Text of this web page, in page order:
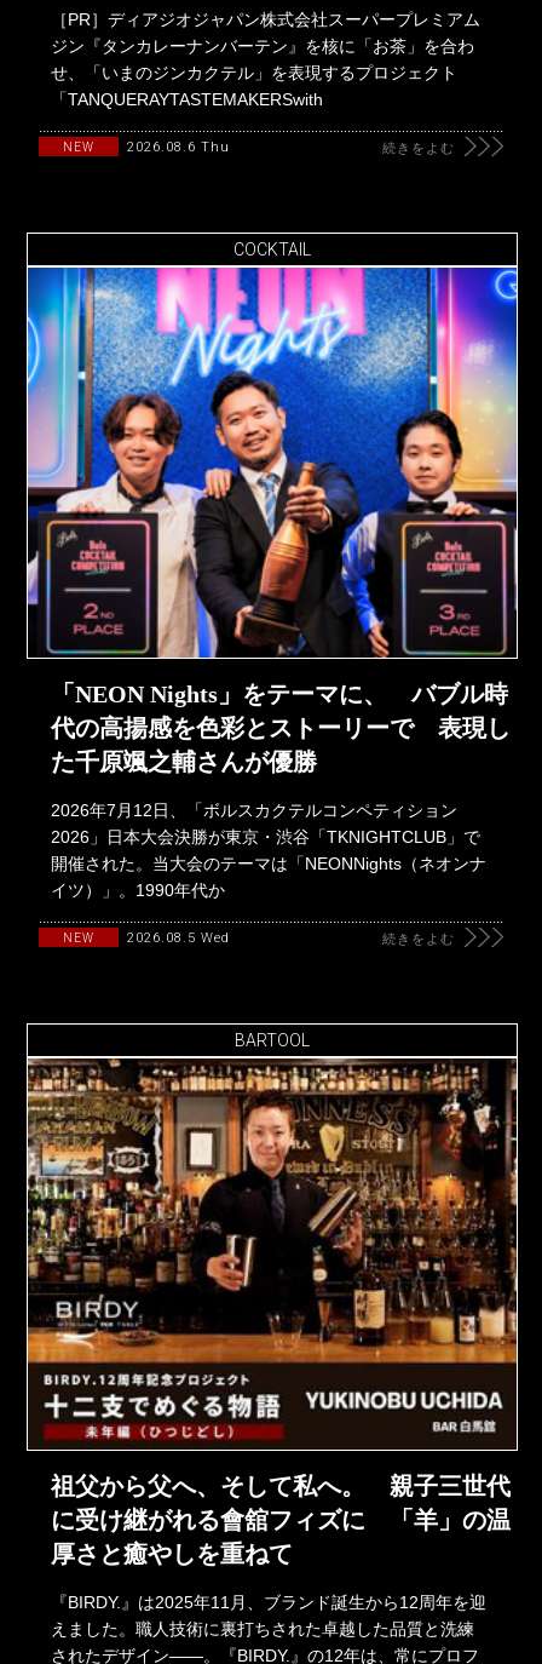
［PR］ディアジオジャパン株式会社スーパープレミアム
ジン『タンカレーナンバーテン』を核に「お茶」を合わ
せ、「いまのジンカクテル」を表現するプロジェクト
「TANQUERAYTASTEMAKERSwith
NEW 2026.08.6 Thu 続きをよむ
COCKTAIL
「NEON Nights」をテーマに、 バブル時
代の高揚感を色彩とストーリーで 表現し
た千原颯之輔さんが優勝
2026年7月12日、「ボルスカクテルコンペティション
2026」日本大会決勝が東京・渋谷「TKNIGHTCLUB」で
開催された。当大会のテーマは「NEONNights（ネオンナ
イツ）」。1990年代か
NEW 2026.08.5 Wed 続きをよむ
BARTOOL
祖父から父へ、そして私へ。 親子三世代
に受け継がれる會舘フィズに 「羊」の温
厚さと癒やしを重ねて
『BIRDY.』は2025年11月、ブランド誕生から12周年を迎
えました。職人技術に裏打ちされた卓越した品質と洗練
されたデザイン――。『BIRDY.』の12年は、常にプロフ